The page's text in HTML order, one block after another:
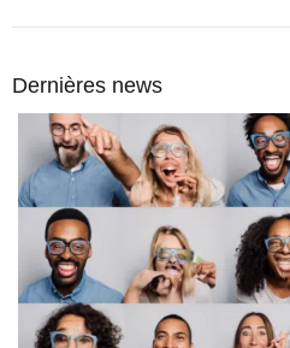
Dernières news